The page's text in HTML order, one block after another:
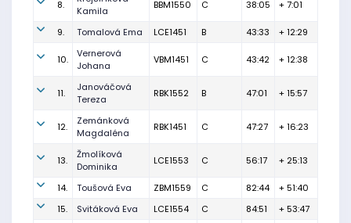
8.
Kamila
BBM1550 C 38:05 + 7:01
9. Tomalová Ema LCE1451 B 43:33 + 12:29
10.
Vernerová
Johana
VBM1451 C 43:42 + 12:38
11.
Janováčová
Tereza
RBK1552 B 47:01 + 15:57
12.
Zemánková
Magdaléna
RBK1451 C 47:27 + 16:23
13.
Žmolíková
Dominika
LCE1553 C 56:17 + 25:13
14. Toušová Eva ZBM1559 C 82:44
+ 51:40
15.
Svitáková Eva LCE1554 C 84:51
+ 53:47